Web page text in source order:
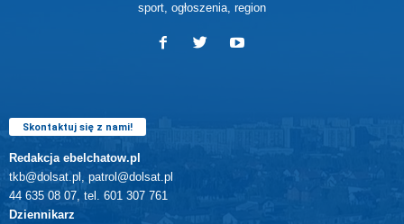
sport, ogłoszenia, region
Skontaktuj się z nami!
Redakcja ebelchatow.pl
tkb@dolsat.pl, patrol@dolsat.pl
44 635 08 07, tel. 601 307 761
Dziennikarz